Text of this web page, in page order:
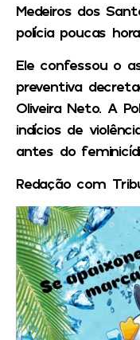
Medeiros dos
polícia poucas
Ele confessou o
preventiva
Oliveira Neto. A
indícios de
antes do
Redação com